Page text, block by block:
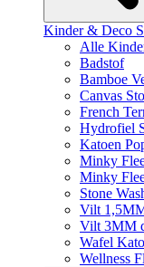
Kinder & Deco
Alle
Badstof
Bamboe
Canvas
French
Hydrofiel
Katoen
Minky
Minky
Stone
Vilt
Vilt 3MM
Wafel
Wellness